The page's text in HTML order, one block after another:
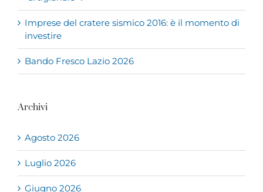
Imprese del cratere sismico 2016: è il momento di
investire
Bando Fresco Lazio 2026
Archivi
Agosto 2026
Luglio 2026
Giugno 2026